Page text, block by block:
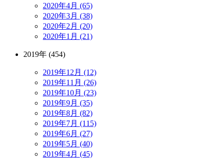
2020年4月 (65)
2020年3月 (38)
2020年2月 (20)
2020年1月 (21)
2019年 (454)
2019年12月 (12)
2019年11月 (26)
2019年10月 (23)
2019年9月 (35)
2019年8月 (82)
2019年7月 (115)
2019年6月 (27)
2019年5月 (40)
2019年4月 (45)